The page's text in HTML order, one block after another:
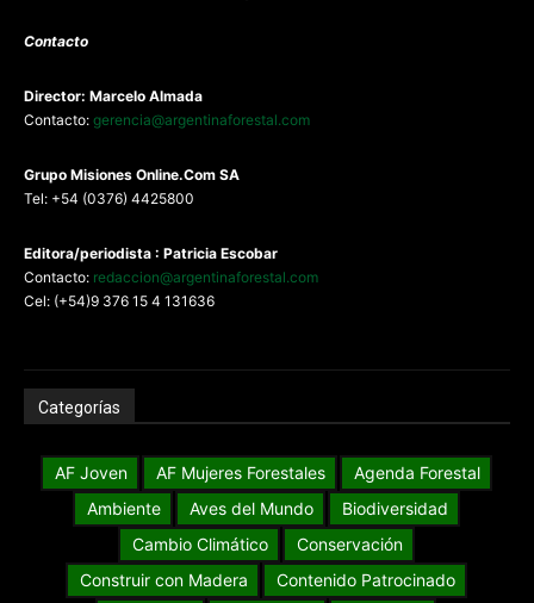
Contacto
Director: Marcelo Almada
Contacto: gerencia@argentinaforestal.com
Grupo Misiones Online.Com SA
Tel: +54 (0376) 4425800
Editora/periodista : Patricia Escobar
Contacto: redaccion@argentinaforestal.com
Cel: (+54)9 376 15 4 131636
Categorías
AF Joven AF Mujeres Forestales
Agenda Forestal
Ambiente
Aves del Mundo
Biodiversidad
Cambio Climático
Conservación
Construir con Madera
Contenido Patrocinado